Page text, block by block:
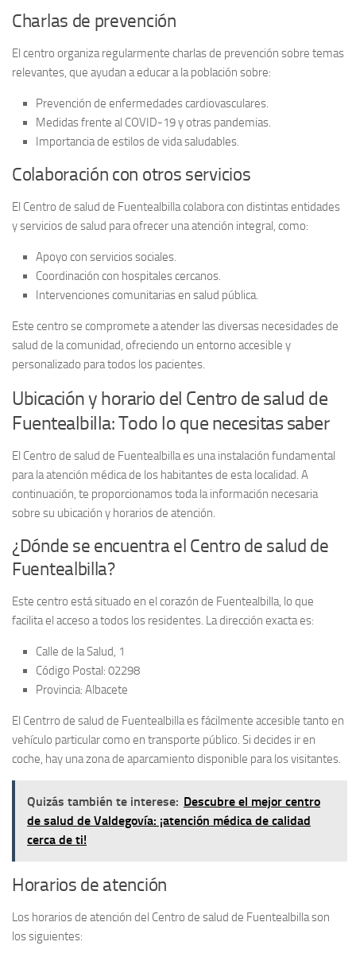
Charlas de prevención
El centro organiza regularmente charlas de prevención sobre temas
relevantes, que ayudan a educar a la población sobre:
Prevención de enfermedades cardiovasculares.
Medidas frente al COVID-19 y otras pandemias.
Importancia de estilos de vida saludables.
Colaboración con otros servicios
El Centro de salud de Fuentealbillacolabora con distintas entidades
y servicios de salud para ofrecer una atención integral, como:
Apoyo con servicios sociales.
Coordinación con hospitales cercanos.
Intervenciones comunitarias en salud pública.
Este centro se compromete a atender las diversas necesidades de
salud de la comunidad, ofreciendo un entorno accesible y
personalizado para todos los pacientes.
Ubicación y horario del Centro de salud de
Fuentealbilla: Todo lo que necesitas saber
El Centro de salud de Fuentealbillaes una instalación fundamental
para la atención médica de los habitantes de esta localidad. A
continuación, te proporcionamos toda la información necesaria
sobre su ubicación y horarios de atención.
¿Dónde se encuentra el Centro de salud de
Fuentealbilla?
Este centro está situado en el corazón de Fuentealbilla, lo que
facilita el acceso a todos los residentes. La dirección exacta es:
Calle de la Salud, 1
Código Postal: 02298
Provincia: Albacete
El Centrro de salud de Fuentealbillaes fácilmente accesible tanto en
vehículo particular como en transporte público. Si decides ir en
coche, hay una zona de aparcamiento disponible para los visitantes.
Quizás también te interese: Descubre el mejor centro
de salud de Valdegovía: ¡atención médica de calidad
cerca de ti!
Horarios de atención
Los horarios de atención del Centro de salud de Fuentealbilla son
los siguientes: